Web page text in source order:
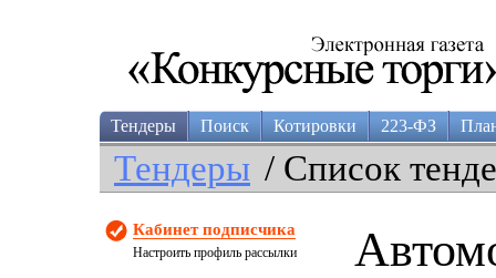
Тендеры Поиск Котировки 223-ФЗ
Тендеры / Список
Кабинет подписчика
Настроить профиль рассылки